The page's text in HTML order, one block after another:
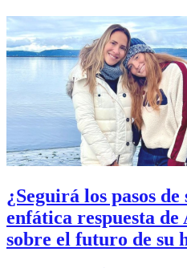
¿Seguirá los pasos
enfática respuesta
sobre el futuro de su